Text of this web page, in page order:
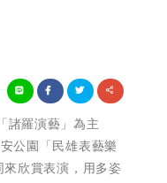
羅演藝」為主
公園「民雄表藝樂
欣賞表演，用多姿